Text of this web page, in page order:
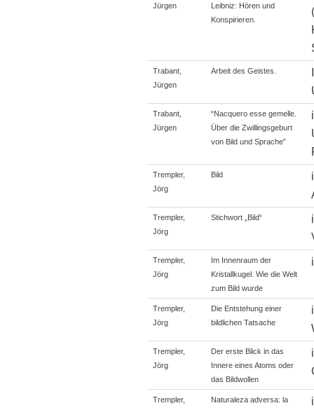
Jürgen
Leibniz: Hören und
Konspirieren.
Trabant,
Jürgen
Arbeit des Geistes.
Trabant,
Jürgen
“Nacquero esse gemelle.
Über die Zwillingsgeburt
von Bild und Sprache”
Trempler,
Jörg
Bild
Trempler,
Jörg
Stichwort „Bild“
Trempler,
Jörg
Im Innenraum der
Kristallkugel. Wie die Welt
zum Bild wurde
Trempler,
Jörg
Die Entstehung einer
bildlichen Tatsache
Trempler,
Jörg
Der erste Blick in das
Innere eines Atoms oder
das Bildwollen
Trempler,
Naturaleza adversa: la